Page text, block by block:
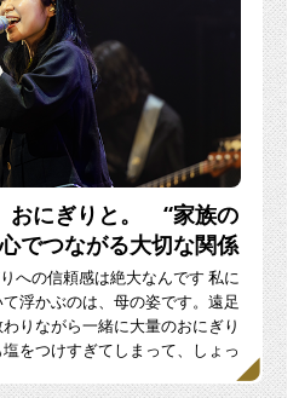
おにぎりと。 “家族の
でつながる大切な関係
への信頼感は絶大なんです 私に
浮かぶのは、母の姿です。遠足
りながら一緒に大量のおにぎり
をつけすぎてしまって、しょっ